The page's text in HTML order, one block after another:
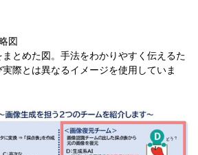
図
とめた図。手法をわかりやすく伝えるた
際とは異なるイメージを使用していま